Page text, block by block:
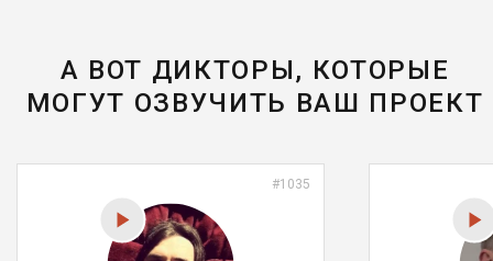
А ВОТ ДИКТОРЫ, КОТОРЫЕ
МОГУТ ОЗВУЧИТЬ ВАШ ПРОЕКТ
#1035